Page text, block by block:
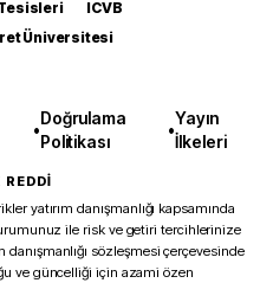
ICVB
Üniversitesi
•
Doğrulama
Politikası
•
Yayın
İlkeleri
yatırım danışmanlığı kapsamında
ile risk ve getiri tercihlerinize
sözleşmesi çerçevesinde
ve güncelliği için azami özen